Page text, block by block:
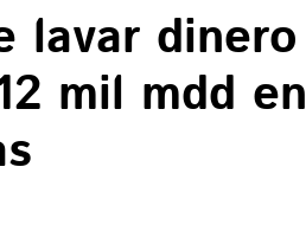
lavar dinero
mil mdd en